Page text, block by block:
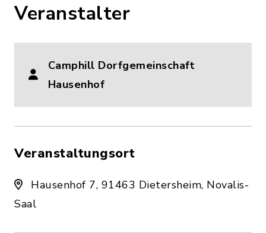
Veranstalter
Camphill Dorfgemeinschaft
Hausenhof
Veranstaltungsort
Hausenhof 7, 91463 Dietersheim, Novalis-
Saal